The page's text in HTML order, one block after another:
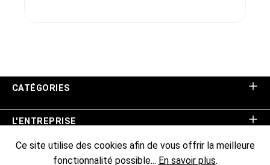
CATÉGORIES
L'ENTREPRISE
ASSISTANCE BOUTIQUE
Ce site utilise des cookies afin de vous offrir la meilleure
fonctionnalité possible... En savoir plus.